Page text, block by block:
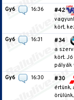
Gy6
16:36 #42
kört,
Gy6
16:31 #34
a
kört.
pályák
Gy6
16:30 #30
értünk,